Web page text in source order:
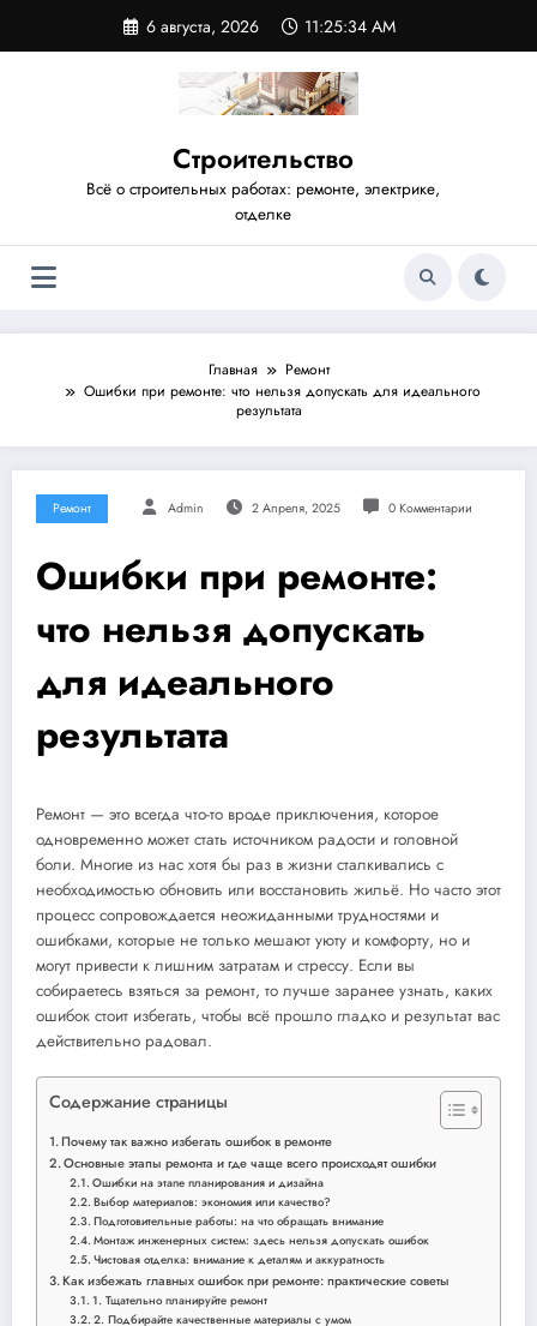
содержимому
6 августа, 2026 11:25:35 AM
Строительство
Всё о строительных работах: ремонте, электрике,
отделке
Главная
Ремонт
Ошибки при ремонте: что нельзя допускать для идеального
результата
Ремонт Admin 2 Апреля, 2025 0 Комментарии
Ошибки при ремонте:
что нельзя допускать
для идеального
результата
Ремонт — это всегда что-то вроде приключения, которое
одновременно может стать источником радости и головной
боли. Многие из нас хотя бы раз в жизни сталкивались с
необходимостью обновить или восстановить жильё. Но часто этот
процесс сопровождается неожиданными трудностями и
ошибками, которые не только мешают уюту и комфорту, но и
могут привести к лишним затратам и стрессу. Если вы
собираетесь взяться за ремонт, то лучше заранее узнать, каких
ошибок стоит избегать, чтобы всё прошло гладко и результат вас
действительно радовал.
Содержание страницы
Почему так важно избегать ошибок в ремонте
Основные этапы ремонта и где чаще всего происходят ошибки
Ошибки на этапе планирования и дизайна
Выбор материалов: экономия или качество?
Подготовительные работы: на что обращать внимание
Монтаж инженерных систем: здесь нельзя допускать ошибок
Чистовая отделка: внимание к деталям и аккуратность
Как избежать главных ошибок при ремонте: практические советы
1. Тщательно планируйте ремонт
2. Подбирайте качественные материалы с умом